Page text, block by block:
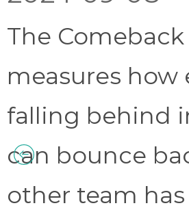
The
measures how
falling behind
can bounce
other team